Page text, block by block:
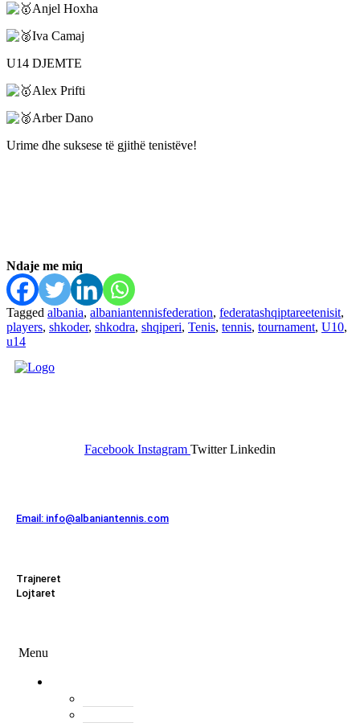
Anjel Hoxha
Iva Camaj
U14 DJEMTE
Alex Prifti
Arber Dano
Urime dhe suksese të gjithë tenistëve!
Ndaje me miq
Tagged albania, albaniantennisfederation, federatashqiptareetenisit,
players, shkoder, shkodra, shqiperi, Tenis, tennis, tournament, U10,
u14
Facebook Instagram Twitter Linkedin
Email: info@albaniantennis.com
Trajneret
Lojtaret
Menu